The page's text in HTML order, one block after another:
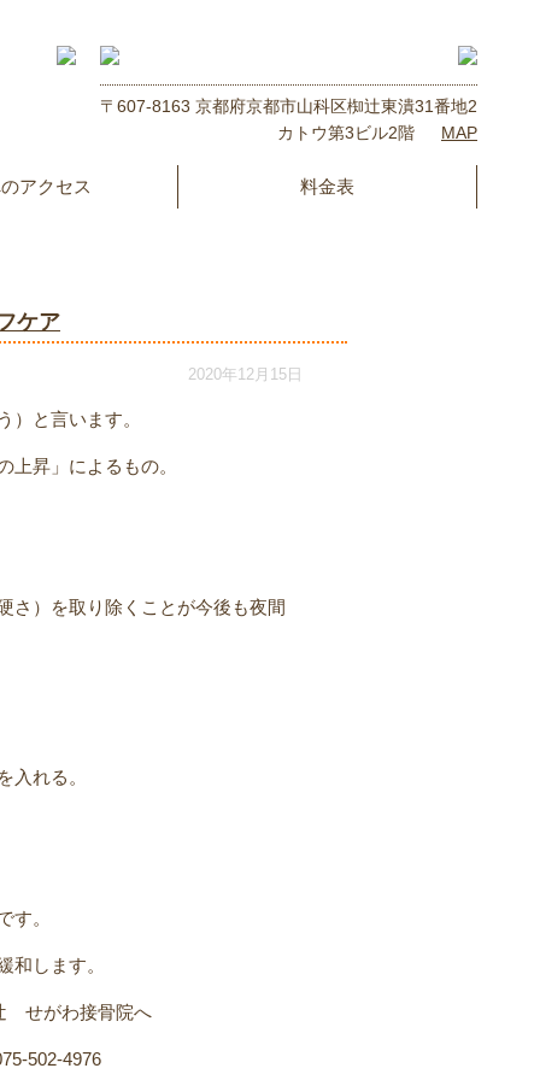
〒607-8163 京都府京都市山科区椥辻東潰31番地2
カトウ第3ビル2階 MAP
アクセス 料金表
ケア
2020年12月15日
）と言います。
昇」によるもの。
さ）を取り除くことが今後も夜間
入れる。
す。
和します。
せがわ接骨院へ
502-4976